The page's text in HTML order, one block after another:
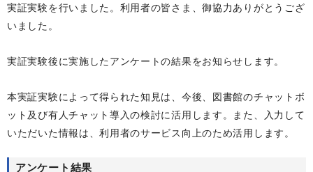
実証実験を行いました。利用者の皆さま、御協力ありがとうござ
いました。
実証実験後に実施したアンケートの結果をお知らせします。
本実証実験によって得られた知見は、今後、図書館のチャットボ
ット及び有人チャット導入の検討に活用します。また、入力して
いただいた情報は、利用者のサービス向上のため活用します。
アンケート結果